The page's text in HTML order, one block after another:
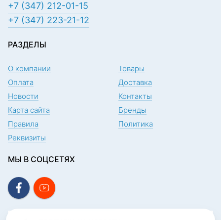
+7 (347) 212-01-15
+7 (347) 223-21-12
РАЗДЕЛЫ
О компании
Товары
Оплата
Доставка
Новости
Контакты
Карта сайта
Бренды
Правила
Политика
Реквизиты
МЫ В СОЦСЕТЯХ